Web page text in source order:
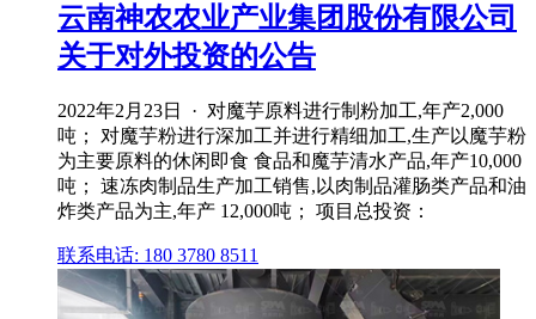
云南神农农业产业集团股份有限公司
关于对外投资的公告
2022年2月23日 · 对魔芋原料进行制粉加工,年产2,000
吨； 对魔芋粉进行深加工并进行精细加工,生产以魔芋粉
为主要原料的休闲即食 食品和魔芋清水产品,年产10,000
吨； 速冻肉制品生产加工销售,以肉制品灌肠类产品和油
炸类产品为主,年产 12,000吨； 项目总投资：
联系电话: 180 3780 8511